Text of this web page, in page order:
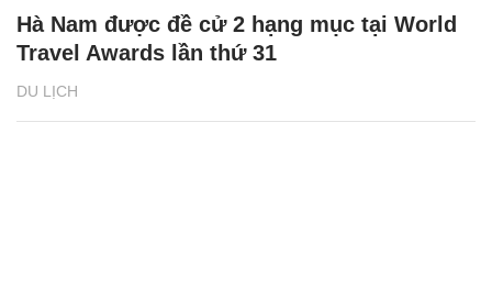
DU LỊCH
Hà Nam được đề cử 2 hạng mục tại World
Travel Awards lần thứ 31